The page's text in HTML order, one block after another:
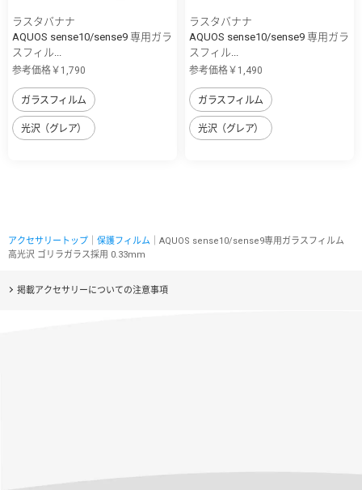
ラスタバナナ
AQUOS sense10/sense9 専用ガラ
スフィル...
参考価格￥1,790
ガラスフィルム
光沢（グレア）
ラスタバナナ
AQUOS sense10/sense9 専用ガラ
スフィル...
参考価格￥1,490
ガラスフィルム
光沢（グレア）
アクセサリートップ 保護フィルム ｜AQUOS sense10/sense9専用ガラスフィルム
高光沢 ゴリラガラス採用 0.33mm
掲載アクセサリーについての注意事項